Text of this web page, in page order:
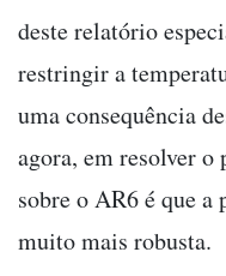
deste relatório
restringir a
uma consequência
agora, em resolver o
sobre o AR6 é que a
muito mais robusta.